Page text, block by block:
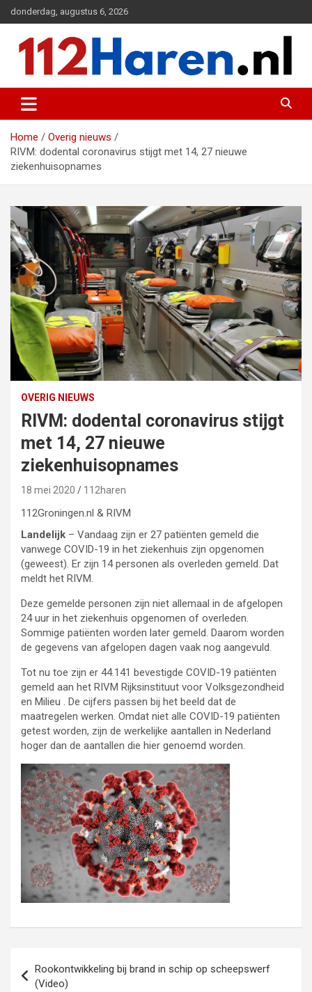
naar
inhoud
donderdag, augustus 6, 2026
112 Haren.nl
Home
Overig nieuws
RIVM: dodental coronavirus stijgt met 14, 27 nieuwe
ziekenhuisopnames
OVERIG NIEUWS
RIVM: dodental coronavirus stijgt
met 14, 27 nieuwe
ziekenhuisopnames
18 mei 2020 112haren
112Groningen.nl & RIVM
Landelijk – Vandaag zijn er 27 patiënten gemeld die
vanwege COVID-19 in het ziekenhuis zijn opgenomen
(geweest). Er zijn 14 personen als overleden gemeld. Dat
meldt het RIVM.
Deze gemelde personen zijn niet allemaal in de afgelopen
24 uur in het ziekenhuis opgenomen of overleden.
Sommige patiënten worden later gemeld. Daarom worden
de gegevens van afgelopen dagen vaak nog aangevuld.
Tot nu toe zijn er 44.141 bevestigde COVID-19 patiënten
gemeld aan het RIVM Rijksinstituut voor Volksgezondheid
en Milieu . De cijfers passen bij het beeld dat de
maatregelen werken. Omdat niet alle COVID-19 patiënten
getest worden, zijn de werkelijke aantallen in Nederland
hoger dan de aantallen die hier genoemd worden.
navigatie
Rookontwikkeling bij brand in schip op scheepswerf
(Video)